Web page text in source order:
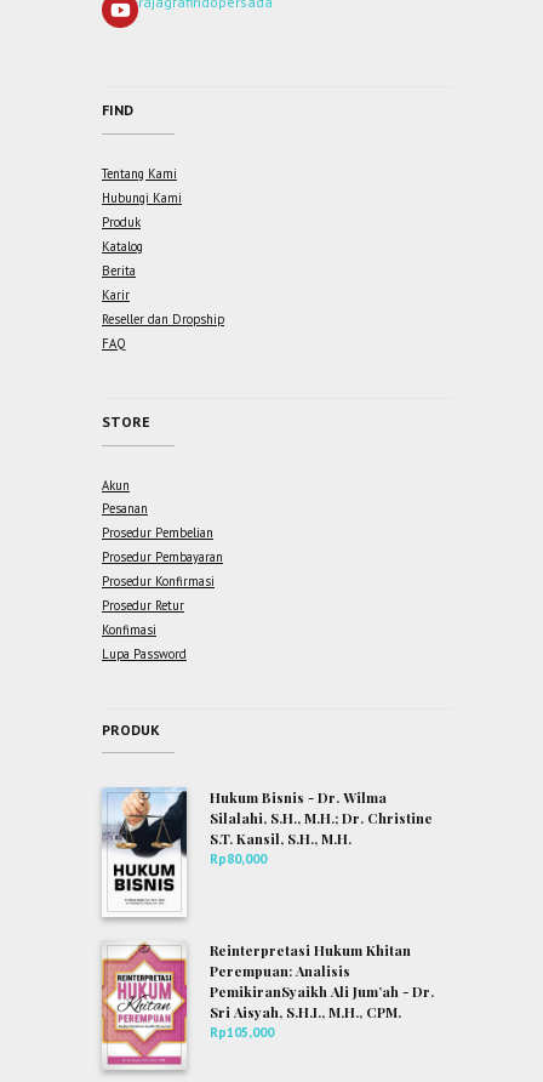
FIND
Tentang Kami
Hubungi Kami
Produk
Katalog
Berita
Karir
Reseller dan Dropship
FAQ
STORE
Akun
Pesanan
Prosedur Pembelian
Prosedur Pembayaran
Prosedur Konfirmasi
Prosedur Retur
Konfimasi
Lupa Password
PRODUK
Hukum Bisnis - Dr. Wilma
Silalahi, S.H., M.H.; Dr. Christine
S.T. Kansil, S.H., M.H.
Rp80,000
Reinterpretasi Hukum Khitan
Perempuan: Analisis
PemikiranSyaikh Ali Jum’ah - Dr.
Sri Aisyah, S.H.I., M.H., CPM.
Rp105,000